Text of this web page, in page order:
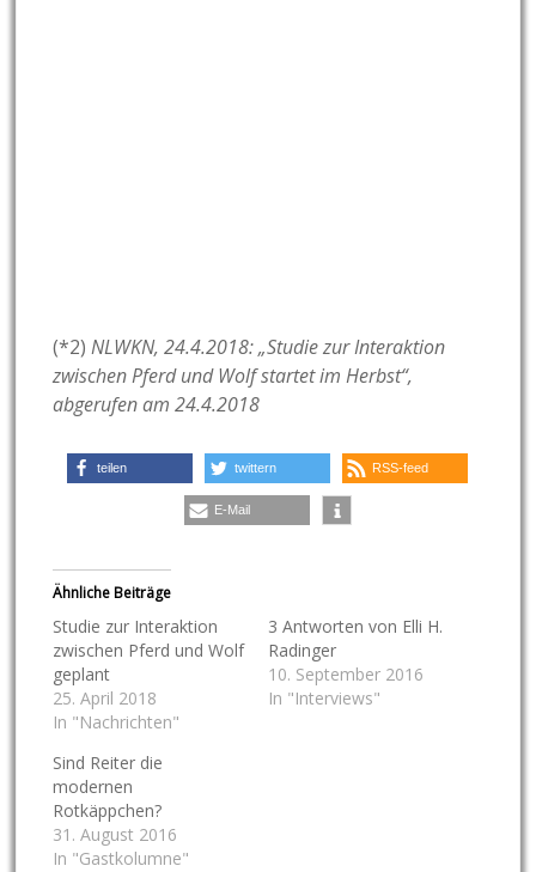
(*2)NLWKN, 24.4.2018: „Studie zur Interaktion
zwischen Pferd und Wolf startet im Herbst“,
abgerufen am 24.4.2018
teilen twittern RSS-feed
E-Mail
Ähnliche Beiträge
Studie zur Interaktion
zwischen Pferd und Wolf
geplant
25. April 2018
In "Nachrichten"
3 Antworten von Elli H.
Radinger
10. September 2016
In "Interviews"
Sind Reiter die
modernen
Rotkäppchen?
31. August 2016
In "Gastkolumne"